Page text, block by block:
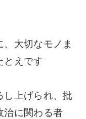
大切なモノま
とえです
し上げられ、批
治に関わる者